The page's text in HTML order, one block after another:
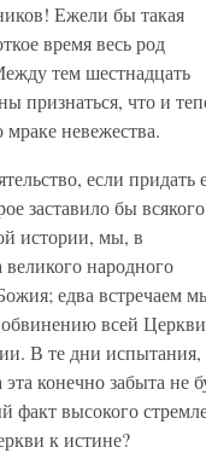
Ежели бы такая
время весь род
тем шестнадцать
признаться, что и
мраке невежества.
если придать
заставило бы всякого
истории, мы, в
народного
едва встречаем
обвинению всей
В те дни испытания,
конечно забыта не
высокого
к истине?